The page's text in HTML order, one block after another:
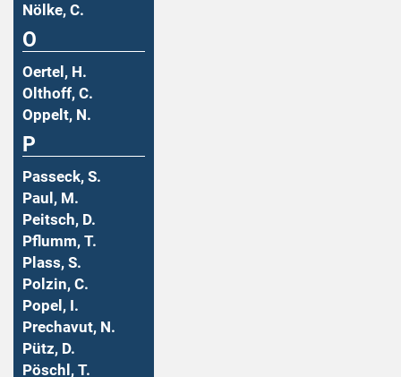
Nölke, C.
O
Oertel, H.
Olthoff, C.
Oppelt, N.
P
Passeck, S.
Paul, M.
Peitsch, D.
Pflumm, T.
Plass, S.
Polzin, C.
Popel, I.
Prechavut, N.
Pütz, D.
Pöschl, T.